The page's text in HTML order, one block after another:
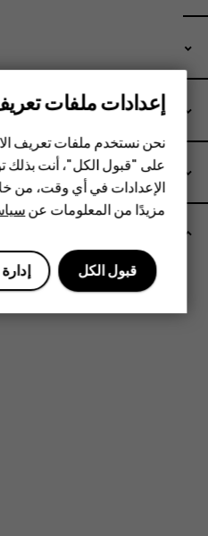
إعدادات ملفات
نحن نستخدم ملفات تعريف
على "قبول الكل"، أنت بذلك
الإعدادات في أي وقت، من
مزيدًا من المعلومات عن
قبول الكل